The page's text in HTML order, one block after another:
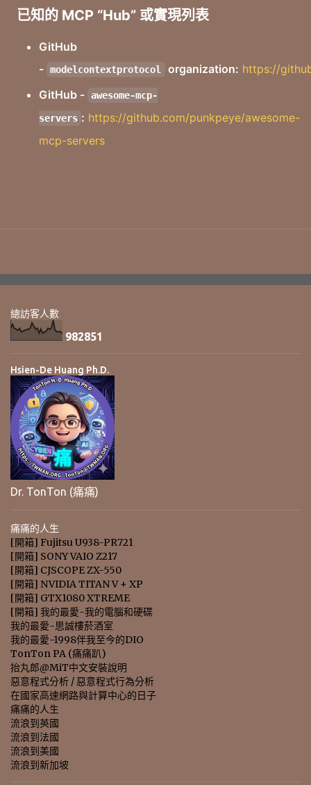
已知的 MCP “Hub” 或實現列表
GitHub
- modelcontextprotocol organization: https://
GitHub - awesome-mcp-
servers : https://github.com/punkpeye/awesome-
mcp-servers
總訪客人數
982851
Hsien-De Huang Ph.D.
Dr. TonTon (痛痛)
痛痛的人生
[開箱] Fujitsu U938-PR721
[開箱] SONY VAIO Z217
[開箱] CJSCOPE ZX-550
[開箱] NVIDIA TITAN V + XP
[開箱] GTX1080 XTREME
[開箱] 我的最愛-我的電腦和硬碟
我的最愛-思誠樓菸酒室
我的最愛-1998伴我至今的DIO
TonTon PA (痛痛趴)
抬丸郎@MiT中文安裝說明
惡意程式分析 / 惡意程式行為分析
在國家高速網路與計算中心的日子
痛痛的人生
流浪到英國
流浪到法國
流浪到美國
流浪到新加坡